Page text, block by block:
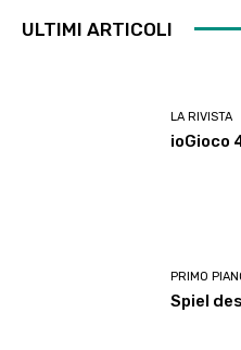
ULTIMI ARTICOLI
LA RIVISTA
ioGioco
PRIMO
Spiel